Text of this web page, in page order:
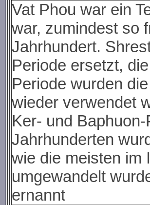
Vat Phou war ein
war, zumindest so
Jahrhundert.
Periode ersetzt,
Periode wurden
wieder verwendet
Ker- und
Jahrhunderten
wie die meisten im
umgewandelt
ernannt